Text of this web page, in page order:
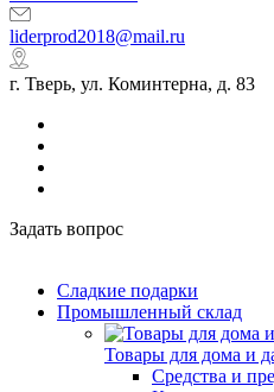
liderprod2018@mail.ru
г. Тверь, ул. Коминтерна, д. 83
Задать вопрос
Сладкие подарки
Промышленный склад
Товары для дома и
Средства и